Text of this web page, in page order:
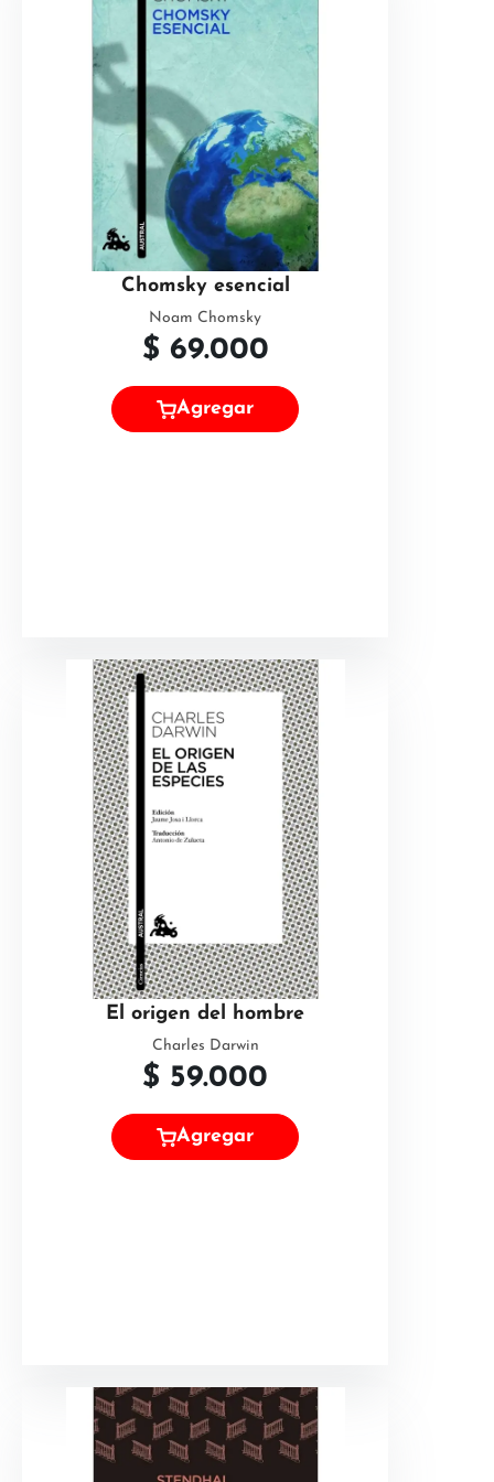
Chomsky esencial
Noam Chomsky
$ 69.000
Agregar
El origen del hombre
Charles Darwin
$ 59.000
Agregar